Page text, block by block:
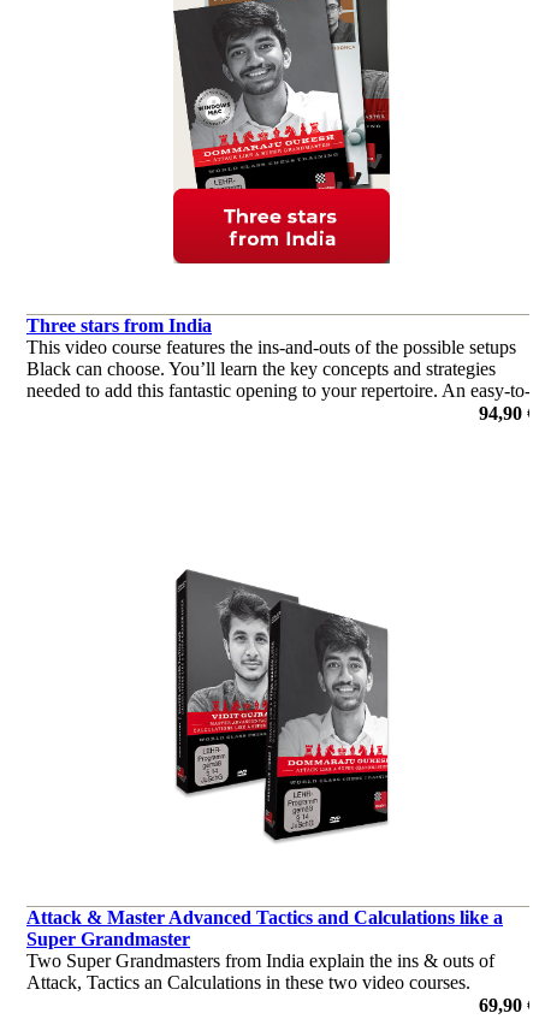
Three stars from India
This video course features the ins-and-outs of the possible setups
Black can choose. You’ll learn the key concepts and strategies
needed to add this fantastic opening to your repertoire. An easy-to-
94,90 €
Attack & Master Advanced Tactics and Calculations like a
Super Grandmaster
Two Super Grandmasters from India explain the ins & outs of
Attack, Tactics an Calculations in these two video courses.
69,90 €